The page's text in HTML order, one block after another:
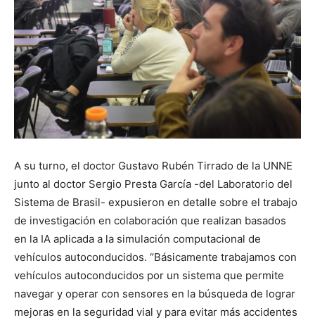
A su turno, el doctor Gustavo Rubén Tirrado de la UNNE
junto al doctor Sergio Presta García -del Laboratorio del
Sistema de Brasil- expusieron en detalle sobre el trabajo
de investigación en colaboración que realizan basados
en la IA aplicada a la simulación computacional de
vehículos autoconducidos. “Básicamente trabajamos con
vehículos autoconducidos por un sistema que permite
navegar y operar con sensores en la búsqueda de lograr
mejoras en la seguridad vial y para evitar más accidentes